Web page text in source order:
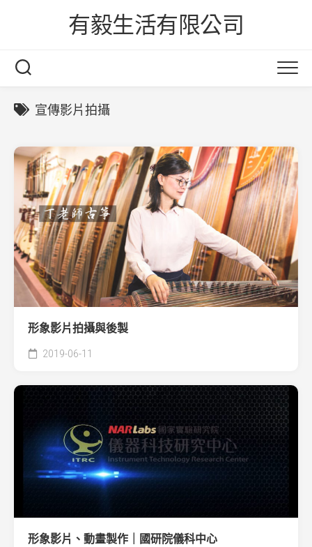
有毅生活有限公司
宣傳影片拍攝
形象影片拍攝與後製
2019-06-11
形象影片、動畫製作｜國研院儀科中心